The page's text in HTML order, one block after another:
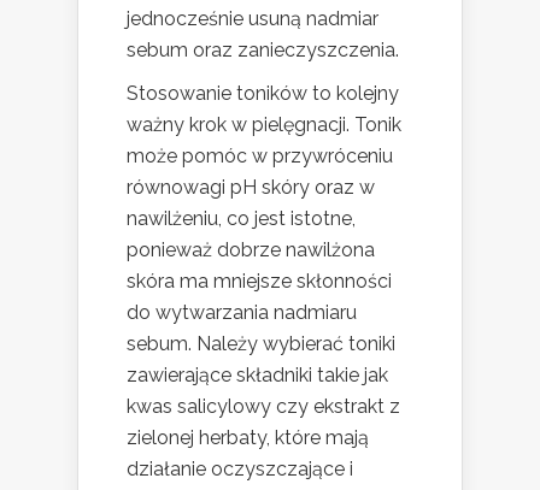
jednocześnie usuną nadmiar
sebum oraz zanieczyszczenia.
Stosowanie toników to kolejny
ważny krok w pielęgnacji. Tonik
może pomóc w przywróceniu
równowagi pH skóry oraz w
nawilżeniu, co jest istotne,
ponieważ dobrze nawilżona
skóra ma mniejsze skłonności
do wytwarzania nadmiaru
sebum. Należy wybierać toniki
zawierające składniki takie jak
kwas salicylowy czy ekstrakt z
zielonej herbaty, które mają
działanie oczyszczające i